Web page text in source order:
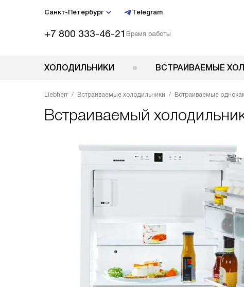
Санкт-Петербург Telegram
+7 800 333-46-21 Время работы
ХОЛОДИЛЬНИКИ ВСТРАИВАЕМЫЕ
Liebherr Встраиваемые холодильники Встраиваемые
Встраиваемый